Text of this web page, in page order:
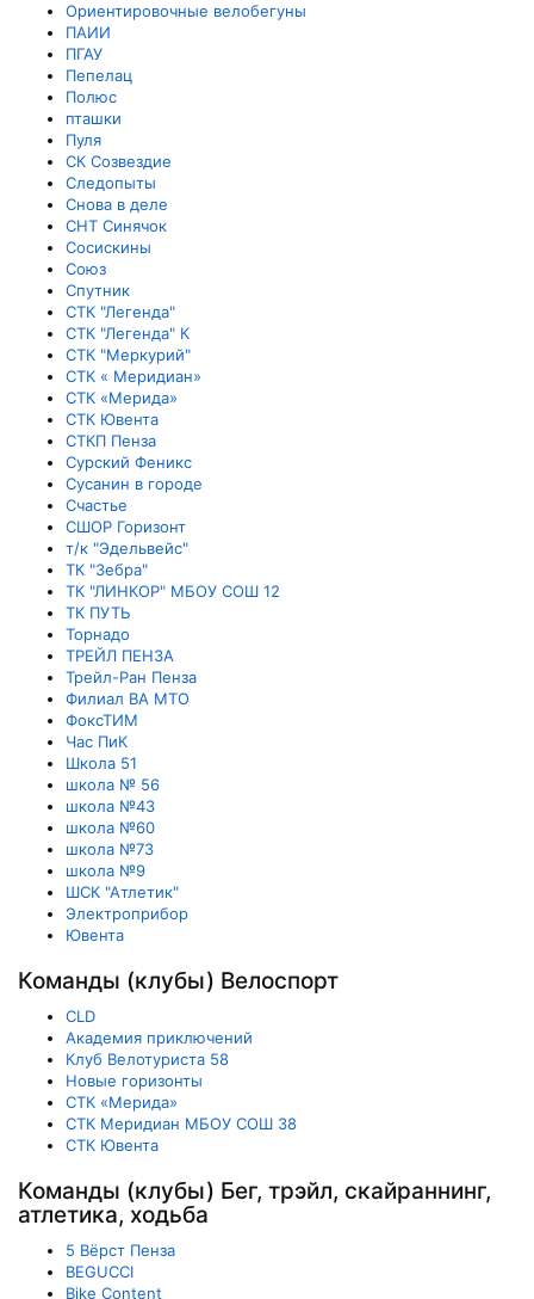
Ориентировочные велобегуны
ПАИИ
ПГАУ
Пепелац
Полюс
пташки
Пуля
СК Созвездие
Следопыты
Снова в деле
СНТ Синячок
Сосискины
Союз
Спутник
СТК "Легенда"
СТК "Легенда" К
СТК "Меркурий"
СТК « Меридиан»
СТК «Мерида»
СТК Ювента
СТКП Пенза
Сурский Феникс
Сусанин в городе
Счастье
СШОР Горизонт
т/к "Эдельвейс"
ТК "Зебра"
ТК "ЛИНКОР" МБОУ СОШ 12
ТК ПУТЬ
Торнадо
ТРЕЙЛ ПЕНЗА
Трейл-Ран Пенза
Филиал ВА МТО
ФоксТИМ
Час ПиК
Школа 51
школа № 56
школа №43
школа №60
школа №73
школа №9
ШСК "Атлетик"
Электроприбор
Ювента
Команды (клубы) Велоспорт
CLD
Академия приключений
Клуб Велотуриста 58
Новые горизонты
СТК «Мерида»
СТК Меридиан МБОУ СОШ 38
СТК Ювента
Команды (клубы) Бег, трэйл, скайраннинг,
атлетика, ходьба
5 Вёрст Пенза
BEGUCCI
Bike Content